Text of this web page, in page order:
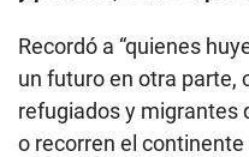
Recordó a “quienes
un futuro en otra parte,
refugiados y migrantes
o recorren el